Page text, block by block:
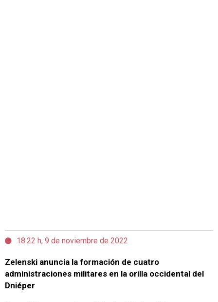
18:22 h, 9 de noviembre de 2022
Zelenski anuncia la formación de cuatro
administraciones militares en la orilla occidental del
Dniéper